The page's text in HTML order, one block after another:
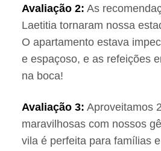
Avaliação 2: As
Laetitia tornaram nossa
O apartamento estava
e espaçoso, e as refeições
na boca!
Avaliação 3: Aproveitamos
maravilhosas com nossos
vila é perfeita para famílias